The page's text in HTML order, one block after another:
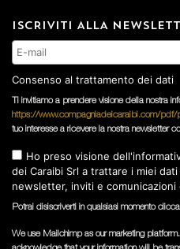
ISCRIVITI ALLA
Consenso al trattamento dei dati
Ti invitiamo a prendere visione della nostra
https://www.compagniadeicaraibi.com/pdf/
tuo interesse a ricevere la nostra newsletter
Ho preso visione
dei Caraibi Srl a trattare i miei
newsletter, inviti e
Potrai disiscriverti in qualsiasi momento
We use Mailchimp as our marketing